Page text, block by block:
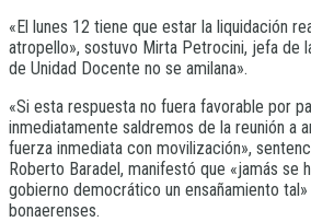
«El lunes 12 tiene que estar la liquidación
atropello», sostuvo Mirta Petrocini, jefa de
de Unidad Docente no se amilana».
«Si esta respuesta no fuera favorable por
inmediatamente saldremos de la reunión a
fuerza inmediata con movilización»,
Roberto Baradel, manifestó que «jamás se
gobierno democrático un ensañamiento
bonaerenses.